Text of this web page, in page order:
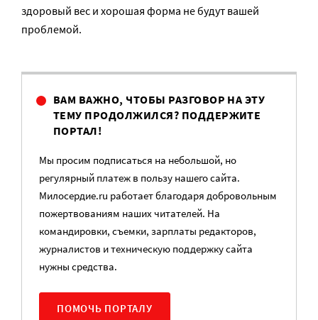
здоровый вес и хорошая форма не будут вашей
проблемой.
ВАМ ВАЖНО, ЧТОБЫ РАЗГОВОР НА ЭТУ
ТЕМУ ПРОДОЛЖИЛСЯ? ПОДДЕРЖИТЕ
ПОРТАЛ!
Мы просим подписаться на небольшой, но
регулярный платеж в пользу нашего сайта.
Милосердие.ru работает благодаря добровольным
пожертвованиям наших читателей. На
командировки, съемки, зарплаты редакторов,
журналистов и техническую поддержку сайта
нужны средства.
ПОМОЧЬ ПОРТАЛУ